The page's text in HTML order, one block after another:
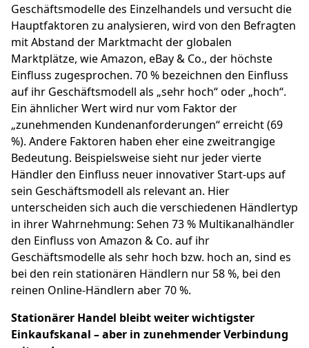
Geschäftsmodelle des Einzelhandels und versucht die
Hauptfaktoren zu analysieren, wird von den Befragten
mit Abstand der Marktmacht der globalen
Marktplätze, wie Amazon, eBay & Co., der höchste
Einfluss zugesprochen. 70 % bezeichnen den Einfluss
auf ihr Geschäftsmodell als „sehr hoch“ oder „hoch“.
Ein ähnlicher Wert wird nur vom Faktor der
„zunehmenden Kundenanforderungen“ erreicht (69
%). Andere Faktoren haben eher eine zweitrangige
Bedeutung. Beispielsweise sieht nur jeder vierte
Händler den Einfluss neuer innovativer Start-ups auf
sein Geschäftsmodell als relevant an. Hier
unterscheiden sich auch die verschiedenen Händlertyp
in ihrer Wahrnehmung: Sehen 73 % Multikanalhändler
den Einfluss von Amazon & Co. auf ihr
Geschäftsmodelle als sehr hoch bzw. hoch an, sind es
bei den rein stationären Händlern nur 58 %, bei den
reinen Online-Händlern aber 70 %.
Stationärer Handel bleibt weiter wichtigster
Einkaufskanal – aber in zunehmender Verbindung